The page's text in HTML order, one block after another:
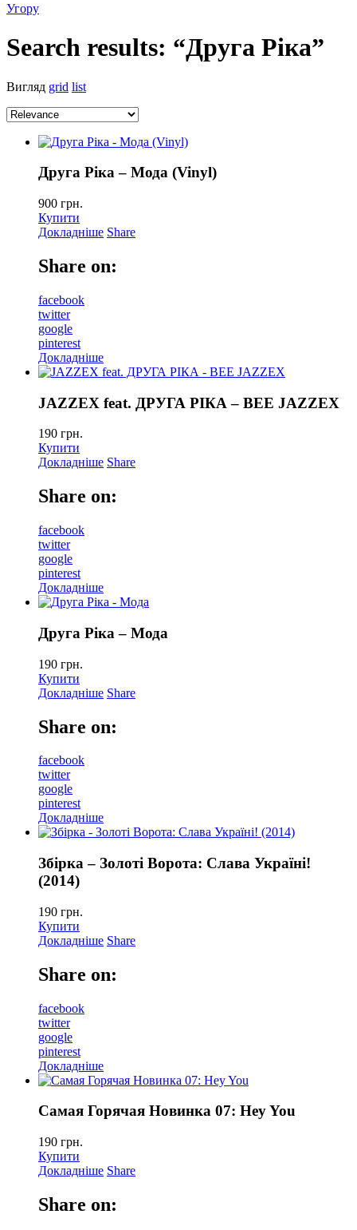
Угору
Search results: “Друга Рiка”
Вигляд grid list
Друга Рiка – Мода (Vinyl)
900 грн.
Купити
Докладніше Share
Share on:
facebook
twitter
google
pinterest
Докладніше
JAZZEX feat. ДРУГА РIКА – BEE JAZZEX
190 грн.
Купити
Докладніше Share
Share on:
facebook
twitter
google
pinterest
Докладніше
Друга Ріка – Мода
190 грн.
Купити
Докладніше Share
Share on:
facebook
twitter
google
pinterest
Докладніше
Збірка – Золотi Ворота: Слава Україні!
(2014)
190 грн.
Купити
Докладніше Share
Share on:
facebook
twitter
google
pinterest
Докладніше
Самая Горячая Новинка 07: Hey You
190 грн.
Купити
Докладніше Share
Share on: